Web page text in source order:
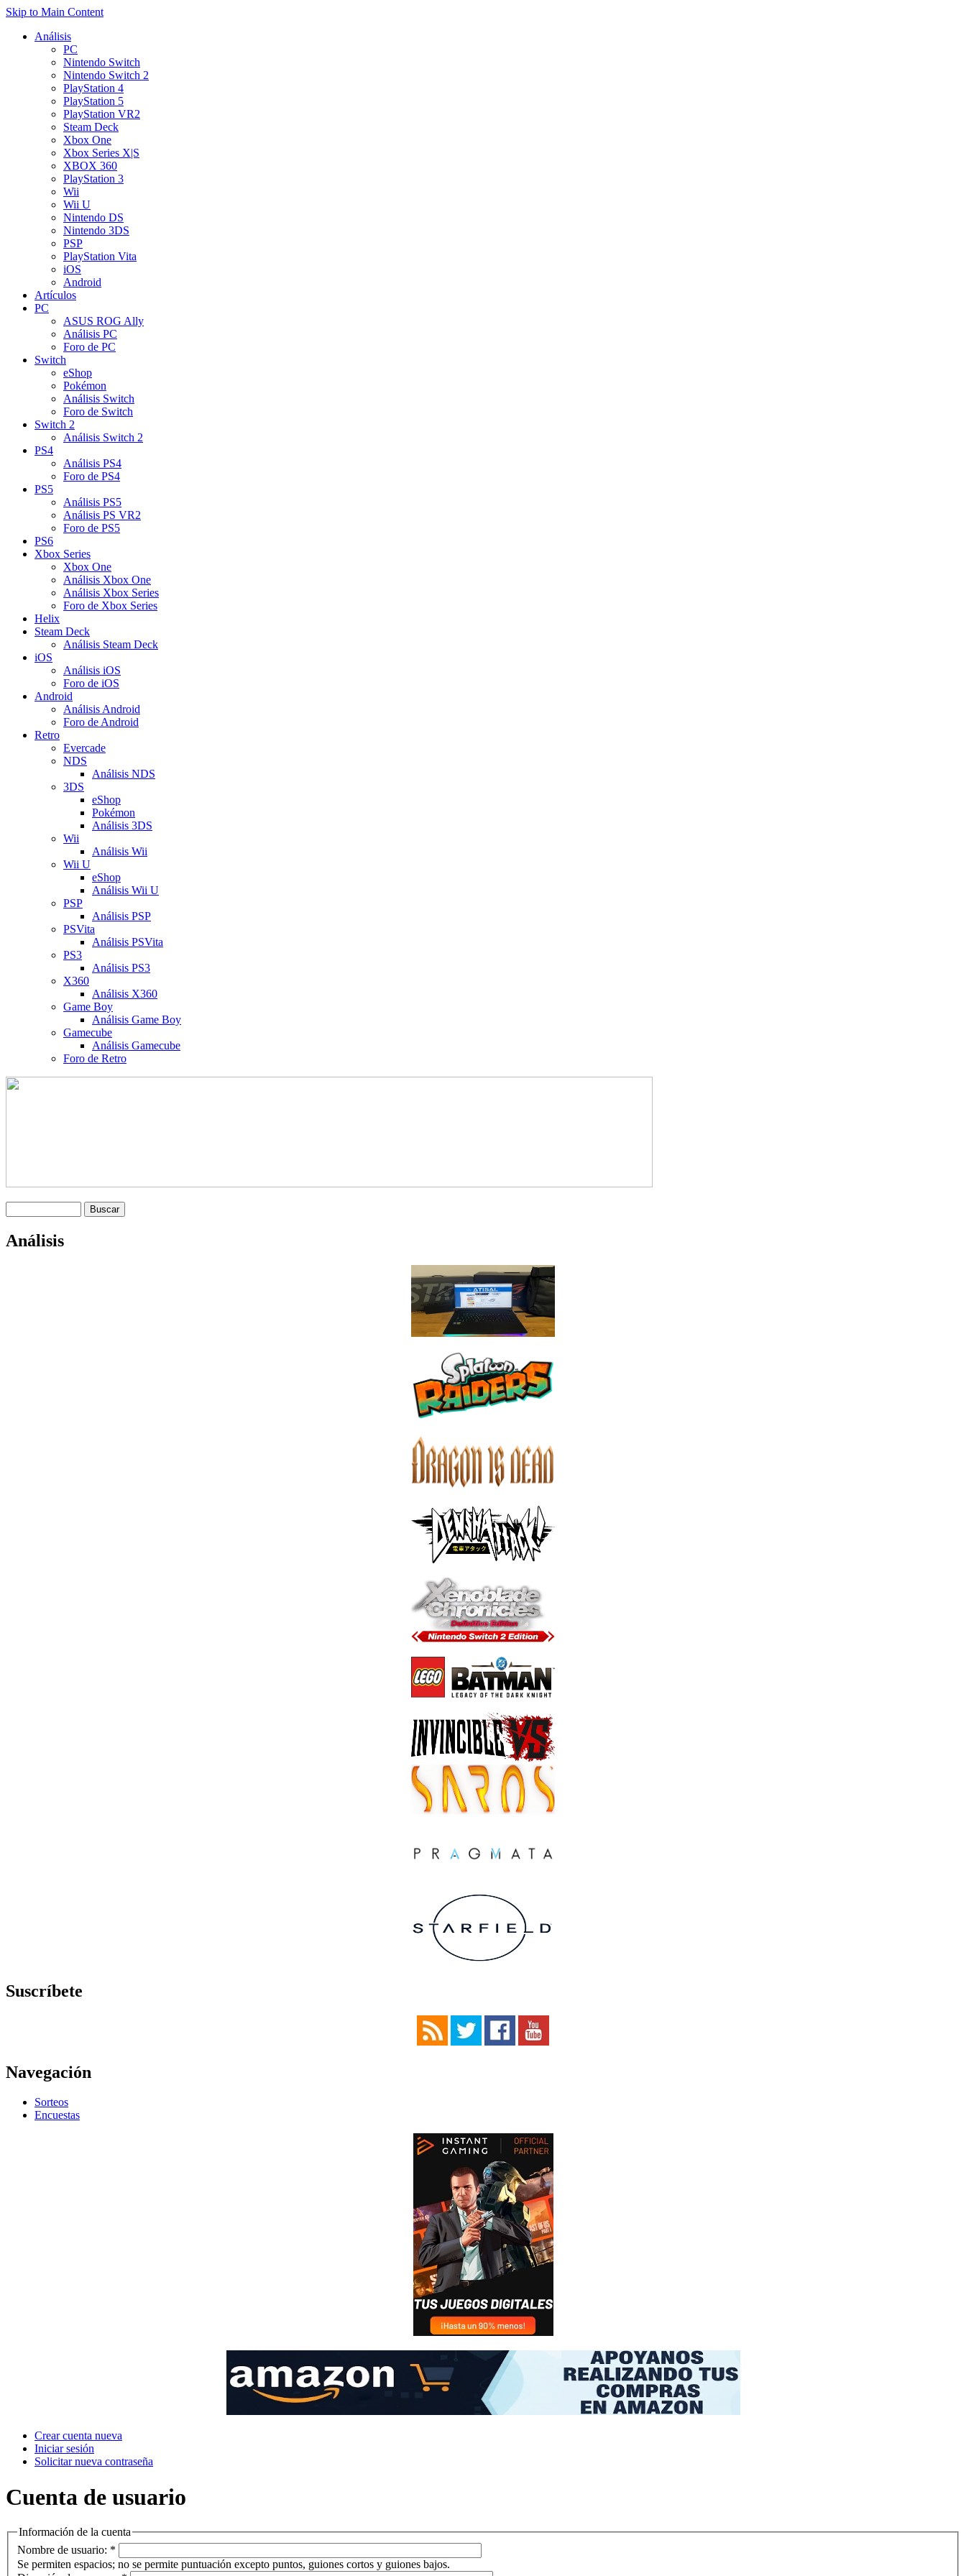
Skip to Main Content
Análisis
PC
Nintendo Switch
Nintendo Switch 2
PlayStation 4
PlayStation 5
PlayStation VR2
Steam Deck
Xbox One
Xbox Series X|S
XBOX 360
PlayStation 3
Wii
Wii U
Nintendo DS
Nintendo 3DS
PSP
PlayStation Vita
iOS
Android
Artículos
PC
ASUS ROG Ally
Análisis PC
Foro de PC
Switch
eShop
Pokémon
Análisis Switch
Foro de Switch
Switch 2
Análisis Switch 2
PS4
Análisis PS4
Foro de PS4
PS5
Análisis PS5
Análisis PS VR2
Foro de PS5
PS6
Xbox Series
Xbox One
Análisis Xbox One
Análisis Xbox Series
Foro de Xbox Series
Helix
Steam Deck
Análisis Steam Deck
iOS
Análisis iOS
Foro de iOS
Android
Análisis Android
Foro de Android
Retro
Evercade
NDS
Análisis NDS
3DS
eShop
Pokémon
Análisis 3DS
Wii
Análisis Wii
Wii U
eShop
Análisis Wii U
PSP
Análisis PSP
PSVita
Análisis PSVita
PS3
Análisis PS3
X360
Análisis X360
Game Boy
Análisis Game Boy
Gamecube
Análisis Gamecube
Foro de Retro
Análisis
Suscríbete
Navegación
Sorteos
Encuestas
Crear cuenta nueva
Iniciar sesión
Solicitar nueva contraseña
Cuenta de usuario
Información de la cuenta
Nombre de usuario: *
Se permiten espacios; no se permite puntuación excepto puntos, guiones cortos y guiones bajos.